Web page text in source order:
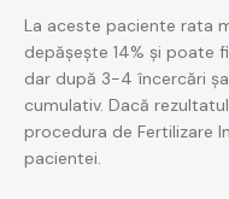
La aceste paciente rata
depășește 14% și poate
dar după 3-4 încercări
cumulativ. Dacă
procedura de Fertilizare
pacientei.